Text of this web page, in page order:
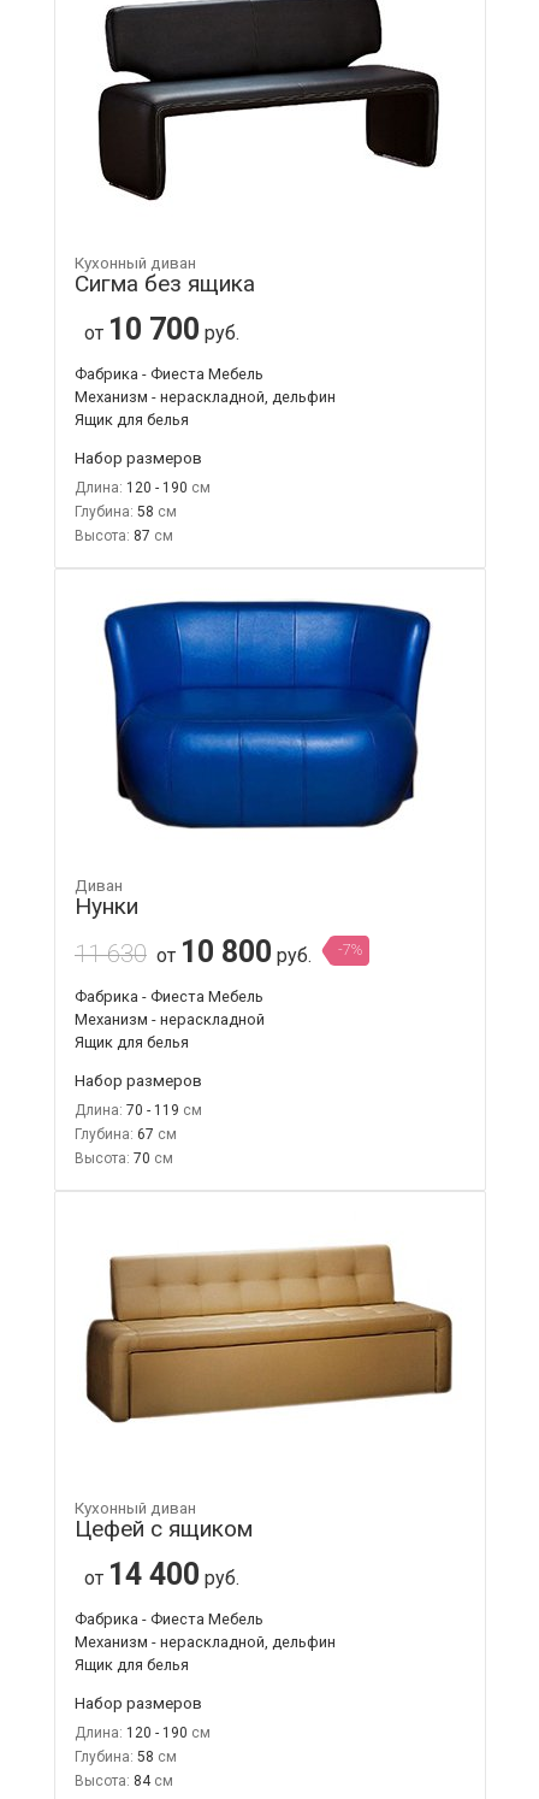
Кухонный диван
Сигма без ящика
от 10 700 руб.
Фабрика - Фиеста Мебель
Механизм - нераскладной, дельфин
Ящик для белья
Набор размеров
Длина: 120 - 190
Глубина: 58
Высота: 87
Диван
Нунки
11 630 от 10 800 руб. -7%
Фабрика - Фиеста Мебель
Механизм - нераскладной
Ящик для белья
Набор размеров
Длина: 70 - 119
Глубина: 67
Высота: 70
Кухонный диван
Цефей с ящиком
от 14 400 руб.
Фабрика - Фиеста Мебель
Механизм - нераскладной, дельфин
Ящик для белья
Набор размеров
Длина: 120 - 190
Глубина: 58
Высота: 84